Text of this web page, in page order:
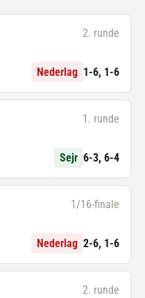
2. runde
Nederlag 1-6, 1-6
1. runde
Sejr 6-3, 6-4
1/16-finale
Nederlag 2-6, 1-6
2. runde